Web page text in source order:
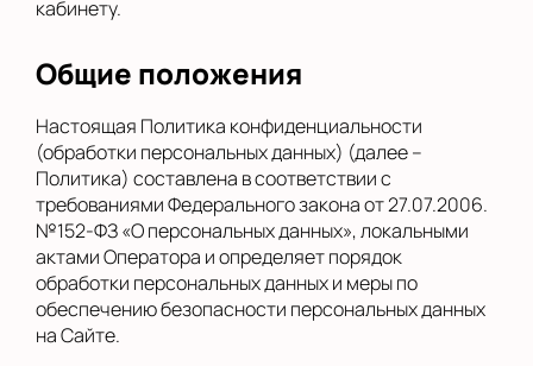
кабинету.
Общие положения
Настоящая Политика конфиденциальности
(обработки персональных данных) (далее –
Политика) составлена в соответствии с
требованиями Федерального закона от 27.07.2006.
№152-ФЗ «О персональных данных», локальными
актами Оператора и определяет порядок
обработки персональных данных и меры по
обеспечению безопасности персональных данных
на Сайте.